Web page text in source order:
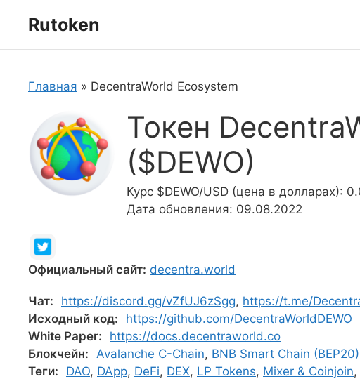
Rutoken
Главная » DecentraWorld Ecosystem
Токен
($DEWO)
Курс $DEWO/USD (цена в долларах):
Дата обновления: 09.08.2022
Официальный сайт: decentra.world
Чат: https://discord.gg/vZfUJ6zSgg, https://t.me/
Исходный код:
https://github.com/DecentraWorldDEWO
White Paper:
https://docs.decentraworld.co
Блокчейн: Avalanche C-Chain, BNB Smart Chain (BEP20)
Теги:
DAO, DApp, DeFi, DEX, LP Tokens, Mixer & Coinjoin,